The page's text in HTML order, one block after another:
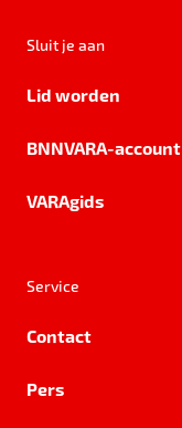
Sluit je aan
Lid worden
BNNVARA-account
VARAgids
Service
Contact
Pers